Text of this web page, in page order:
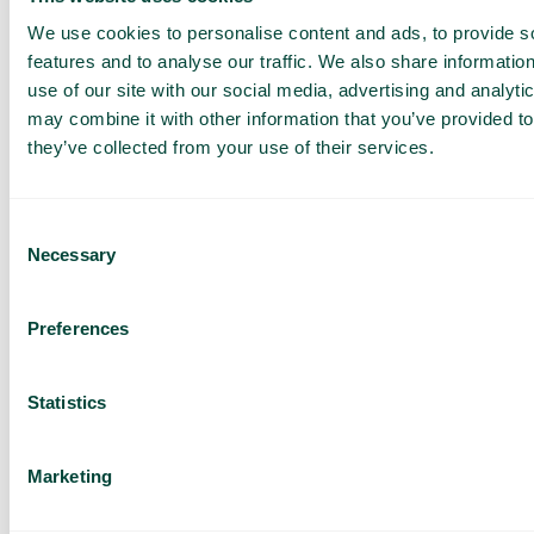
We use cookies to personalise content and ads, to provide
features and to analyse our traffic. We also share
use of our site with our social media, advertising and
may combine it with other information that you’ve provided
they’ve collected from your use of their services.
Selection
Necessary
Preferences
Statistics
Marketing
Felles kontakter
Del kontaktinformasjon med teamet ditt for bedre
koordinering og raskere tilgang til viktig
informasjon.
skreddersydd
tilbud
tjenester
Utforsk bruksområder